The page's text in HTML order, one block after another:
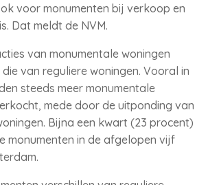
voor monumenten bij verkoop en
Dat meldt de NVM.
van monumentale woningen
van reguliere woningen. Vooral in
steeds meer monumentale
mede door de uitponding van
Bijna een kwart (23 procent)
monumenten in de afgelopen vijf